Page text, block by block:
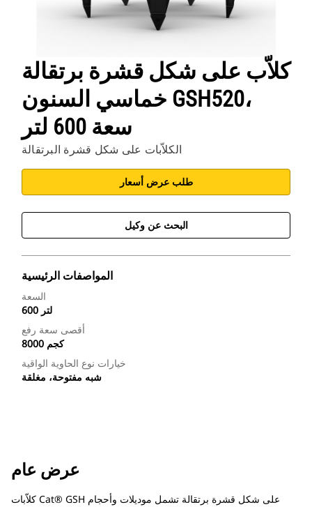
كلاّب على شكل قشرة برتقالة
خماسي السنون GSH520،
سعة 600 لتر
الكلاّبات على شكل قشرة البرتقالة
طلب عرض أسعار
البحث عن وكيل
المواصفات الرئيسية
السعة
600 لتر
أقصى سعة رفع
8000 كجم
خيارات نوع الحاوية الواقية
شبه مفتوحة، مغلقة
عرض عام
كلاّبات Cat® GSH على شكل قشرة برتقالة تشمل موديلات وأحجام